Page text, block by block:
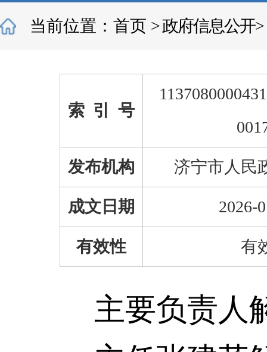
当前位置： 首页 >政府信息公开>
索 引 号
发布机构 济宁市人民
成文日期 2026-
有效性 有
主要负责人